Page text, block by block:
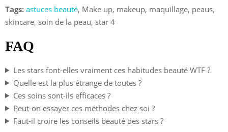
Tags: astuces beauté, Make up, makeup, maquillage, peaus,
skincare, soin de la peau, star 4
FAQ
Les stars font-elles vraiment ces habitudes beauté WTF ?
Quelle est la plus étrange de toutes ?
Ces soins sont-ils efficaces ?
Peut-on essayer ces méthodes chez soi ?
Faut-il croire les conseils beauté des stars ?